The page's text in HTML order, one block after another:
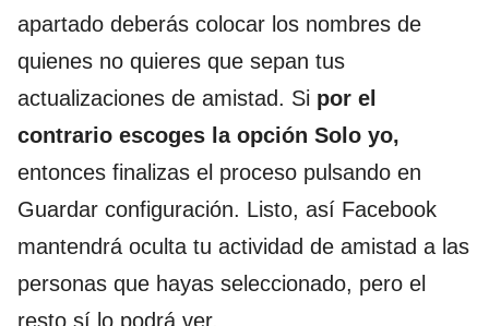
apartado deberás colocar los nombres de
quienes no quieres que sepan tus
actualizaciones de amistad. Si por el
contrario escoges la opción Solo yo,
entonces finalizas el proceso pulsando en
Guardar configuración. Listo, así Facebook
mantendrá oculta tu actividad de amistad a las
personas que hayas seleccionado, pero el
resto sí lo podrá ver.